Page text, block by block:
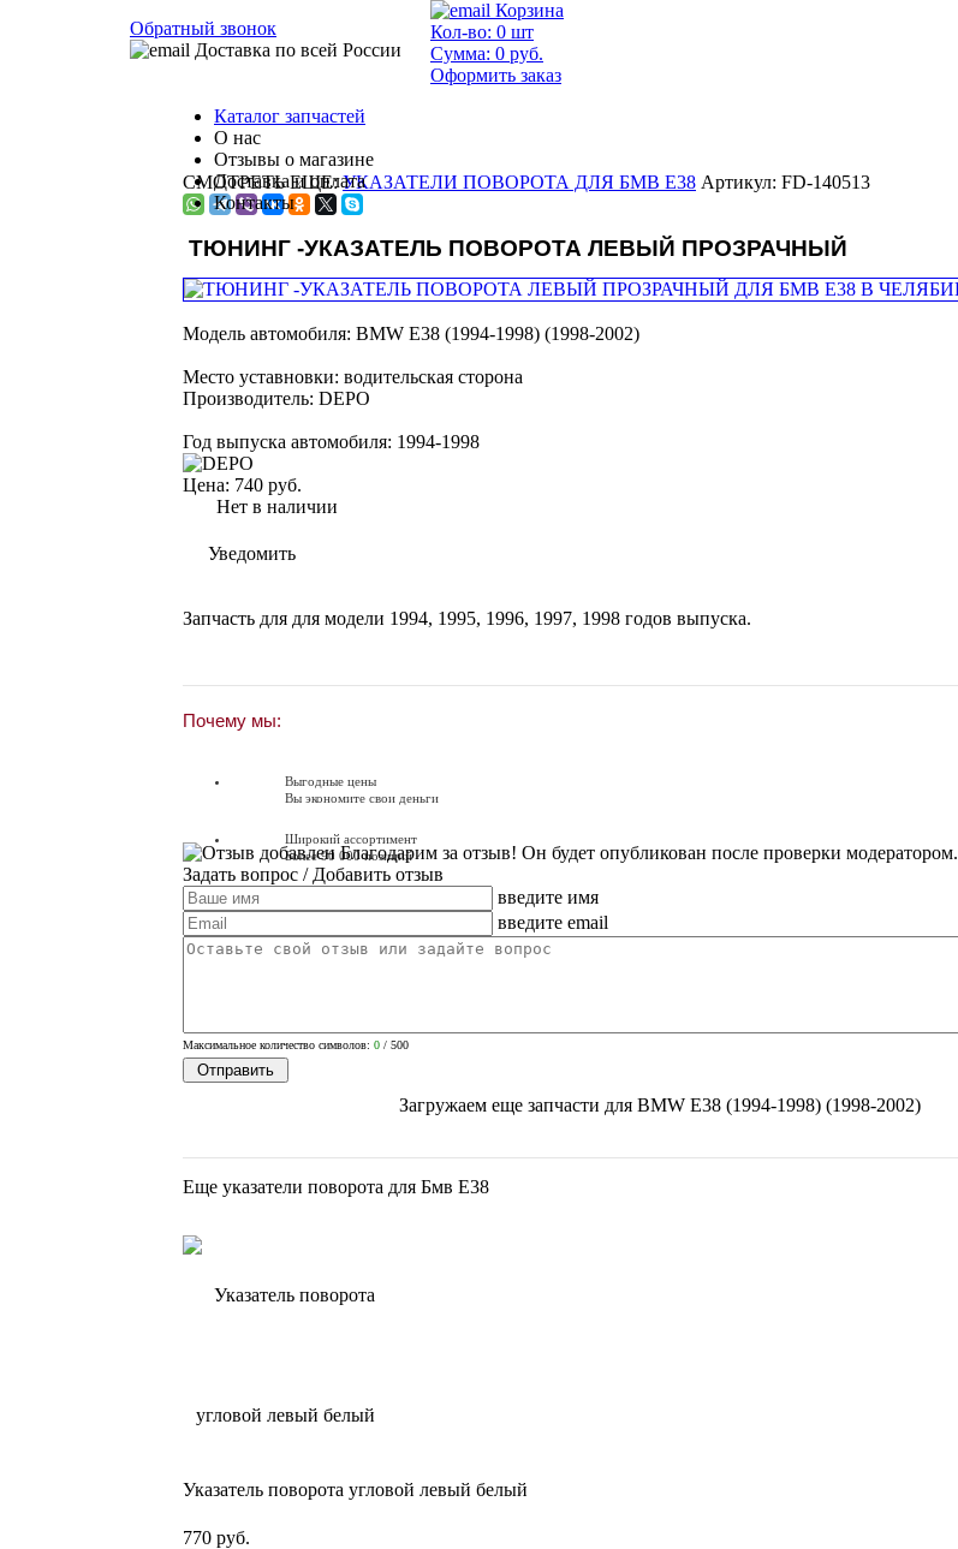
СМОТРЕТЬ ЕЩЕ:УКАЗАТЕЛИ ПОВОРОТА ДЛЯ БМВ Е38 Артикул: FD-140513
ТЮНИНГ -УКАЗАТЕЛЬ ПОВОРОТА ЛЕВЫЙ ПРОЗРАЧНЫЙ
Модель автомобиля: BMW E38 (1994-1998) (1998-2002)
Место уставновки: водительская сторона
Производитель: DEPO
Год выпуска автомобиля: 1994-1998
Цена: 740 руб.
Нет в наличии
Уведомить
Запчасть для для модели 1994, 1995, 1996, 1997, 1998 годов выпуска.
Почему мы:
Выгодные цены
Вы экономите свои деньги
Широкий ассортимент
Более 90 000 позиций
Доставка по России от 250 руб.
Вопросы? Звоните!
Благодарим за отзыв! Он будет опубликован после проверки модератором.
Задать вопрос / Добавить отзыв
введите имя
введите email
Максимальное количество символов: 0 / 500
Загружаем еще запчасти для BMW E38 (1994-1998) (1998-2002)
Еще указатели поворота для Бмв Е38
Указатель поворота угловой левый белый
770 руб.
Обратный звонок
Доставка по всей России
Корзина
Кол-во: 0 шт
Сумма: 0 руб.
Оформить заказ
Каталог запчастей
О нас
Отзывы о магазине
Доставка и оплата
Контакты